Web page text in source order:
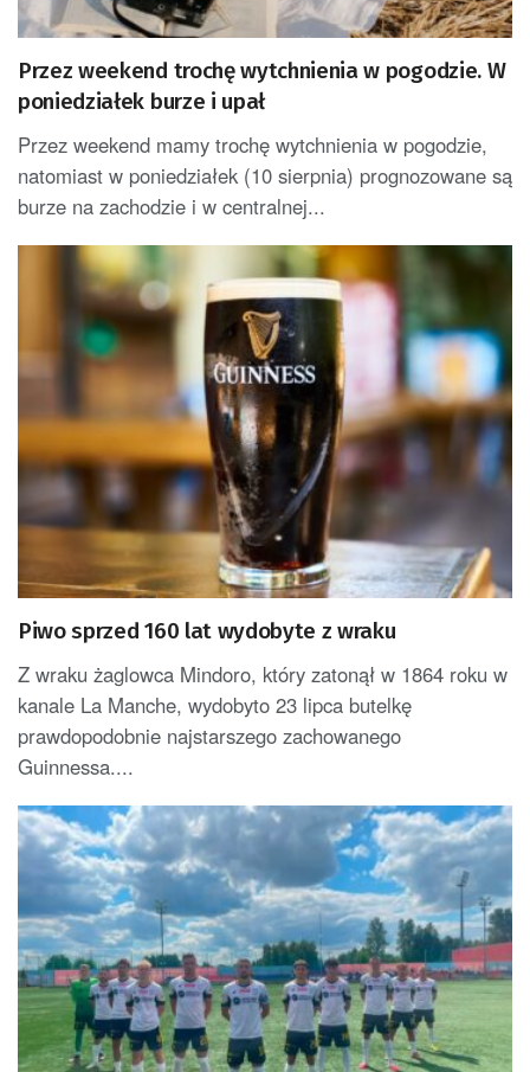
Przez weekend trochę wytchnienia w pogodzie. W
poniedziałek burze i upał
Przez weekend mamy trochę wytchnienia w pogodzie,
natomiast w poniedziałek (10 sierpnia) prognozowane są
burze na zachodzie i w centralnej...
Piwo sprzed 160 lat wydobyte z wraku
Z wraku żaglowca Mindoro, który zatonął w 1864 roku w
kanale La Manche, wydobyto 23 lipca butelkę
prawdopodobnie najstarszego zachowanego
Guinnessa....